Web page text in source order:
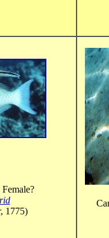
1775)